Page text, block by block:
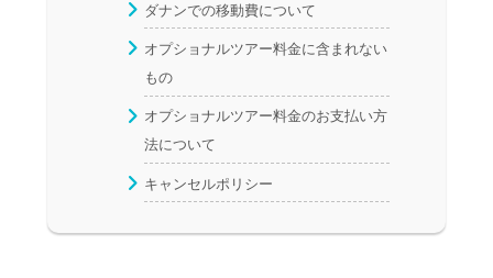
ダナンでの移動費について
オプショナルツアー料金に含まれない
もの
オプショナルツアー料金のお支払い方
法について
キャンセルポリシー